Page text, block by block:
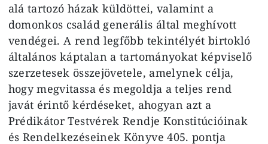
alá tartozó házak küldöttei, valamint a
domonkos család generális által meghívott
vendégei. A rend legfőbb tekintélyét birtokló
általános káptalan a tartományokat képviselő
szerzetesek összejövetele, amelynek célja,
hogy megvitassa és megoldja a teljes rend
javát érintő kérdéseket, ahogyan azt a
Prédikátor Testvérek Rendje Konstitúcióinak
és Rendelkezéseinek Könyve 405. pontja